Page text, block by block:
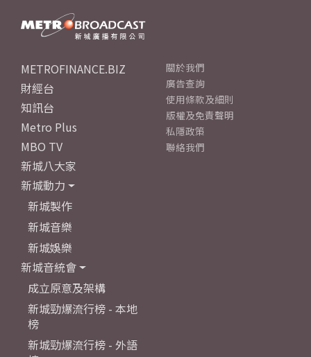
METROFINANCE.BIZ
財經台
知訊台
Metro Plus
MBO TV
新城八大家
新城動力
新城製作
新城音樂
新城娛樂
新城音統會
成立原意及架構
新城勁爆流行榜 - 本地
榜
新城勁爆流行榜 - 外語
關於我們
廣告查詢
使用條款及細則
版權及免責聲明
私隱政策
聯絡我們